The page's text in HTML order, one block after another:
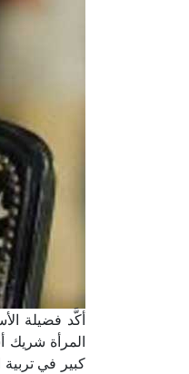
أكَّد فضيلة
المرأة شريك
كبير في